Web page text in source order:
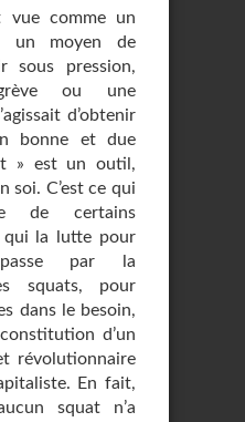
vue comme un
un moyen de
sous pression,
ou une
d’obtenir
bonne et due
» est un outil,
soi. C’est ce qui
de certains
qui la lutte pour
par la
squats, pour
dans le besoin,
d’un
révolutionnaire
En fait,
squat n’a